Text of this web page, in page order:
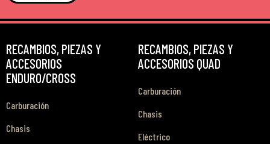
RECAMBIOS, PIEZAS Y
ACCESORIOS
ENDURO/CROSS
Carburación
Chasis
RECAMBIOS, PIEZAS Y
ACCESORIOS QUAD
Carburación
Chasis
Eléctrico